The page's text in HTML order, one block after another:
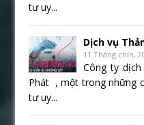
tư uy...
Dịch vụ
11 Tháng chín,
Công ty
Phát , một trong những
tư uy...